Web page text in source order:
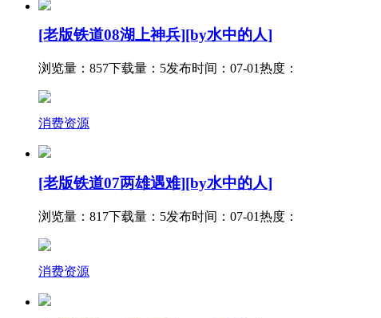
[老版铁道08湖上神兵][by水中的人]
浏览量：857下载量：5发布时间：07-01热度：
消费资源
[老版铁道07两雄遇难][by水中的人]
浏览量：817下载量：5发布时间：07-01热度：
消费资源